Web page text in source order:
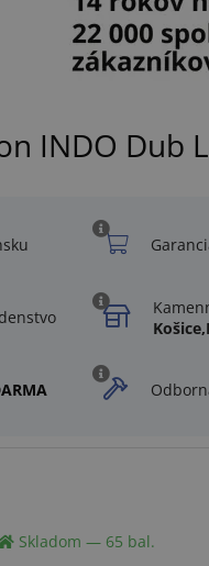
INDO Dub
Košice,
Skladom — 65 bal.